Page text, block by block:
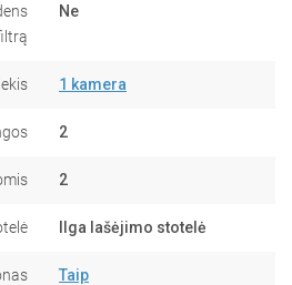
Ne
1 kamera
2
2
Ilga lašėjimo stotelė
Taip